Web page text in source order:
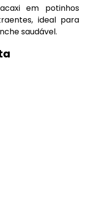
em potinhos
ideal para
saudável.